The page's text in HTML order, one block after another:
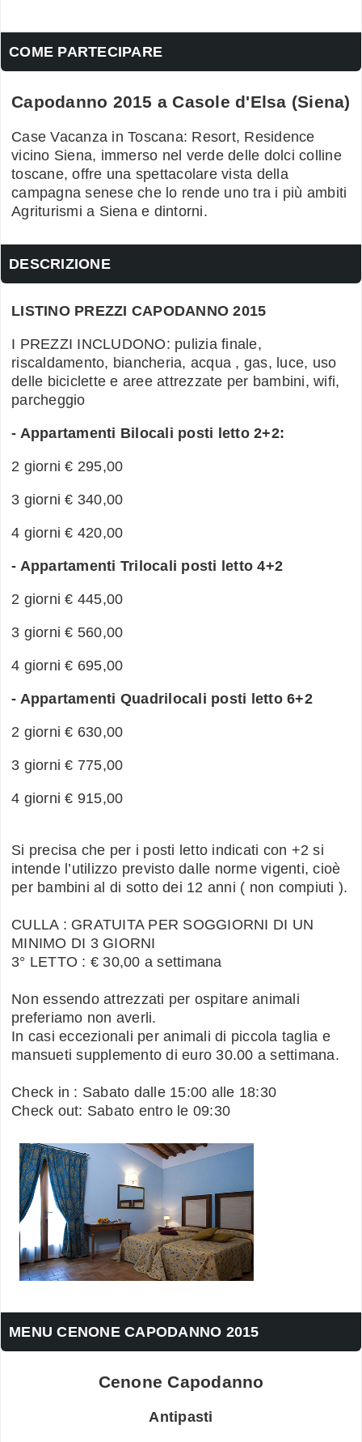
COME PARTECIPARE
Capodanno 2015 a Casole d'Elsa (Siena)
Case Vacanza in Toscana: Resort, Residence
vicino Siena, immerso nel verde delle dolci colline
toscane, offre una spettacolare vista della
campagna senese che lo rende uno tra i più ambiti
Agriturismi a Siena e dintorni.
DESCRIZIONE
LISTINO PREZZI CAPODANNO 2015
I PREZZI INCLUDONO: pulizia finale,
riscaldamento, biancheria, acqua , gas, luce, uso
delle biciclette e aree attrezzate per bambini, wifi,
parcheggio
- Appartamenti Bilocali posti letto 2+2:
2 giorni € 295,00
3 giorni € 340,00
4 giorni € 420,00
- Appartamenti Trilocali posti letto 4+2
2 giorni € 445,00
3 giorni € 560,00
4 giorni € 695,00
- Appartamenti Quadrilocali posti letto 6+2
2 giorni € 630,00
3 giorni € 775,00
4 giorni € 915,00
Si precisa che per i posti letto indicati con +2 si
intende l’utilizzo previsto dalle norme vigenti, cioè
per bambini al di sotto dei 12 anni ( non compiuti ).
CULLA : GRATUITA PER SOGGIORNI DI UN
MINIMO DI 3 GIORNI
3° LETTO : € 30,00 a settimana
Non essendo attrezzati per ospitare animali
preferiamo non averli.
In casi eccezionali per animali di piccola taglia e
mansueti supplemento di euro 30.00 a settimana.
Check in : Sabato dalle 15:00 alle 18:30
Check out: Sabato entro le 09:30
MENU CENONE CAPODANNO 2015
Cenone Capodanno
Antipasti